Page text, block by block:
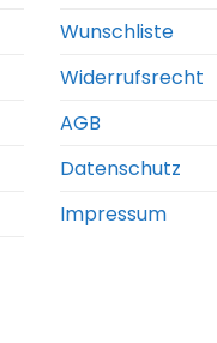
Wunschliste
Widerrufsrecht
AGB
Datenschutz
Impressum